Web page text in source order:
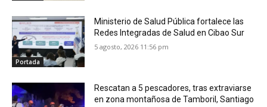
Portada
Ministerio de Salud Pública fortalece las
Redes Integradas de Salud en Cibao Sur
5 agosto, 2026 11:56 pm
Rescatan a 5 pescadores, tras extraviarse
en zona montañosa de Tamboril, Santiago